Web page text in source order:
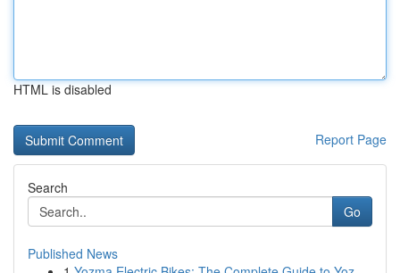
HTML is disabled
Report Page
Search
Go
Published News